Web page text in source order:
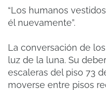
“Los humanos
él nuevamente”.
La conversación de
luz de la luna. Su
escaleras del piso 73
moverse entre pisos